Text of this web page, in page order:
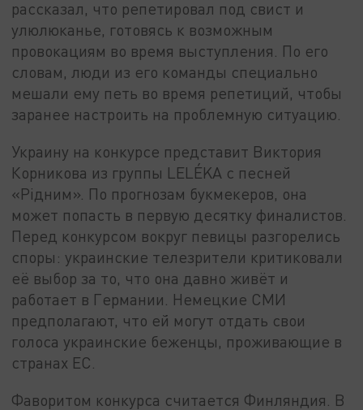
рассказал, что репетировал под свист и
улюлюканье, готовясь к возможным
провокациям во время выступления. По его
словам, люди из его команды специально
мешали ему петь во время репетиций, чтобы
заранее настроить на проблемную ситуацию.
Украину на конкурсе представит Виктория
Корникова из группы LELÉKA с песней
«Рiдним». По прогнозам букмекеров, она
может попасть в первую десятку финалистов.
Перед конкурсом вокруг певицы разгорелись
споры: украинские телезрители критиковали
её выбор за то, что она давно живёт и
работает в Германии. Немецкие СМИ
предполагают, что ей могут отдать свои
голоса украинские беженцы, проживающие в
странах ЕС.
Фаворитом конкурса считается Финляндия. В